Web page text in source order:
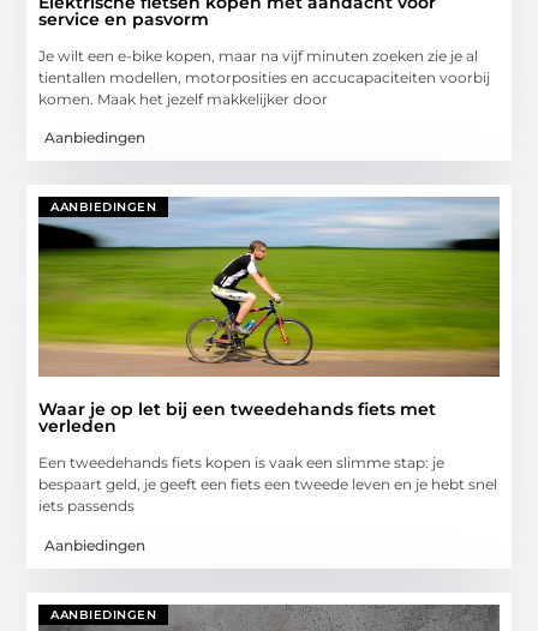
service en pasvorm
Je wilt een e-bike kopen, maar na vijf minuten zoeken zie je al
tientallen modellen, motorposities en accucapaciteiten voorbij
komen. Maak het jezelf makkelijker door
Aanbiedingen
AANBIEDINGEN
Waar je op let bij een tweedehands fiets met
verleden
Een tweedehands fiets kopen is vaak een slimme stap: je
bespaart geld, je geeft een fiets een tweede leven en je hebt snel
iets passends
Aanbiedingen
AANBIEDINGEN